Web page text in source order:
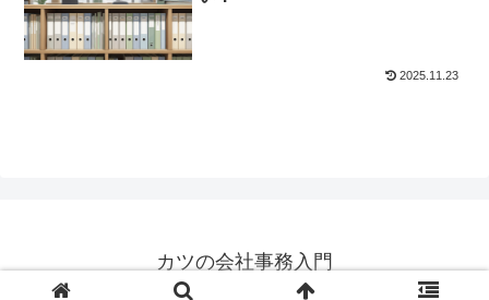
2025.11.23
カツの会社事務入門
© 2018 カツの会社事務入門.